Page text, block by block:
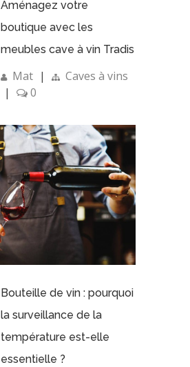
Aménagez votre
boutique avec les
meubles cave à vin Tradis
Mat |
Caves à vins
|
0
Bouteille de vin : pourquoi
la surveillance de la
température est-elle
essentielle ?